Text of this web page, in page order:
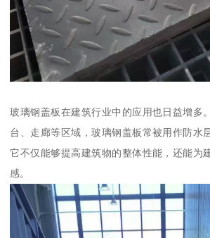
玻璃钢盖板在建筑行业中的应用也日益增多
台、走廊等区域，玻璃钢盖板常被用作防水
它不仅能够提高建筑物的整体性能，还能为
感。